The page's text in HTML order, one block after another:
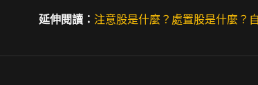
延伸閱讀： 注意股是什麼？ 處置股是什麼？